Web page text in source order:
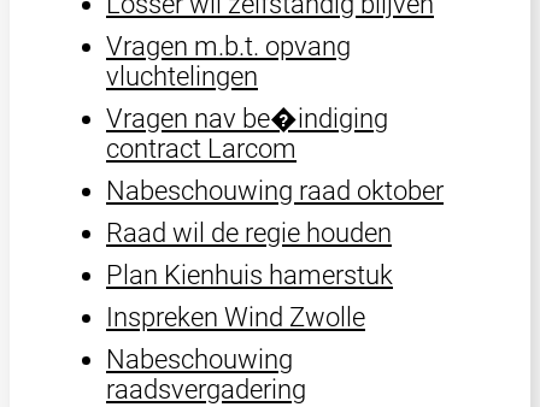
Vragen m.b.t. opvang
vluchtelingen
Vragen nav be�indiging
contract Larcom
Nabeschouwing raad oktober
Raad wil de regie houden
Plan Kienhuis hamerstuk
Inspreken Wind Zwolle
Nabeschouwing
raadsvergadering